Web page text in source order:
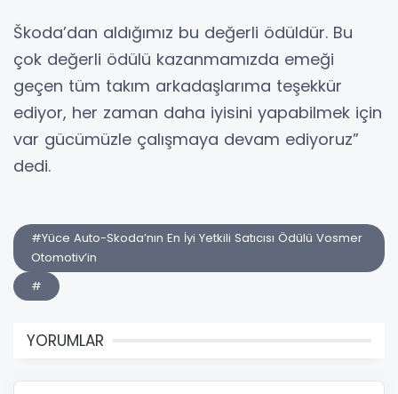
Škoda’dan aldığımız bu değerli ödüldür. Bu
çok değerli ödülü kazanmamızda emeği
geçen tüm takım arkadaşlarıma teşekkür
ediyor, her zaman daha iyisini yapabilmek için
var gücümüzle çalışmaya devam ediyoruz”
dedi.
#Yüce Auto-Skoda’nın En İyi Yetkili Satıcısı Ödülü Vosmer
Otomotiv’in
#
YORUMLAR